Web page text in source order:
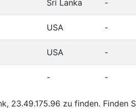
Sri Lanka -
USA -
USA -
- -
23.49.175.96 zu finden.